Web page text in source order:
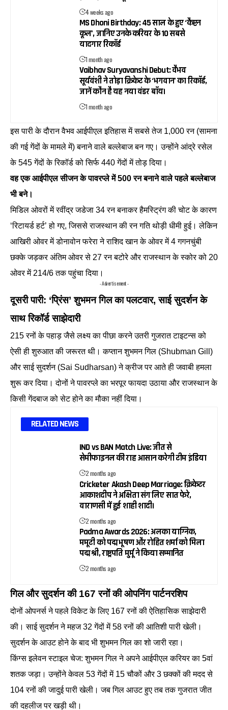
4 weeks ago
MS Dhoni Birthday: 45 साल के हुए ‘कैप्टन
कूल’, जानिए उनके करियर के 10 सबसे
यादगार रिकॉर्ड
1 month ago
Vaibhav Suryavanshi Debut: वैभव
सूर्यवंशी ने तोड़ा क्रिकेट के ‘भगवान’ का रिकॉर्ड,
जानें कौन है यह नया वंडर बॉय।
1 month ago
इस पारी के दौरान वैभव आईपीएल इतिहास में सबसे तेज 1,000 रन (सामना
की गई गेंदों के मामले में) बनाने वाले बल्लेबाज बन गए। उन्होंने आंद्रे रसेल
के 545 गेंदों के रिकॉर्ड को सिर्फ 440 गेंदों में तोड़ दिया।
वह एक आईपीएल सीजन के पावरप्ले में 500 रन बनाने वाले पहले बल्लेबाज
भी बने।
मिडिल ओवरों में रवींद्र जडेजा 34 रन बनाकर हैमस्ट्रिंग की चोट के कारण
‘रिटायर्ड हर्ट’ हो गए, जिससे राजस्थान की रन गति थोड़ी धीमी हुई। लेकिन
आखिरी ओवर में डोनावोन फरेरा ने राशिद खान के ओवर में 4 गगनचुंबी
छक्के जड़कर अंतिम ओवर से 27 रन बटोरे और राजस्थान के स्कोर को 20
ओवर में 214/6 तक पहुंचा दिया।
- Advertisement -
दूसरी पारी: ‘प्रिंस’ शुभमन गिल का पलटवार, साई सुदर्शन के
साथ रिकॉर्ड साझेदारी
215 रनों के पहाड़ जैसे लक्ष्य का पीछा करने उतरी गुजरात टाइटन्स को
ऐसी ही शुरुआत की जरूरत थी। कप्तान शुभमन गिल (Shubman Gill)
और साई सुदर्शन (Sai Sudharsan) ने क्रीज पर आते ही जवाबी हमला
शुरू कर दिया। दोनों ने पावरप्ले का भरपूर फायदा उठाया और राजस्थान के
किसी गेंदबाज को सेट होने का मौका नहीं दिया।
RELATED NEWS
IND vs BAN Match Live: जीत से
सेमीफाइनल की राह आसान करेगी टीम इंडिया
2 months ago
Cricketer Akash Deep Marriage: क्रिकेटर
आकाशदीप ने अक्षिता संग लिए सात फेरे,
वाराणसी में हुई शाही शादी।
2 months ago
Padma Awards 2026: अलका याग्निक,
ममूटी को पद्म भूषण और रोहित शर्मा को मिला
पद्म श्री, राष्ट्रपति मुर्मू ने किया सम्मानित
2 months ago
गिल और सुदर्शन की 167 रनों की ओपनिंग पार्टनरशिप
दोनों ओपनर्स ने पहले विकेट के लिए 167 रनों की ऐतिहासिक साझेदारी
की। साई सुदर्शन ने महज 32 गेंदों में 58 रनों की आतिशी पारी खेली।
सुदर्शन के आउट होने के बाद भी शुभमन गिल का शो जारी रहा।
किंग्स इलेवन स्टाइल चेज: शुभमन गिल ने अपने आईपीएल करियर का 5वां
शतक जड़ा। उन्होंने केवल 53 गेंदों में 15 चौकों और 3 छक्कों की मदद से
104 रनों की जादुई पारी खेली। जब गिल आउट हुए तब तक गुजरात जीत
की दहलीज पर खड़ी थी।